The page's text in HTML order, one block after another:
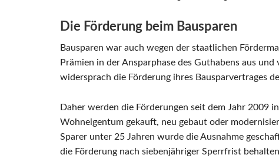
Die Förderung beim Bausparen
Bausparen war auch wegen der staatlichen
Prämien in der Ansparphase des Guthabens aus
widersprach die Förderung ihres Bausparvertrages
Daher werden die Förderungen seit dem Jahr 2009
Wohneigentum gekauft, neu gebaut oder
Sparer unter 25 Jahren wurde die Ausnahme
die Förderung nach siebenjähriger Sperrfrist